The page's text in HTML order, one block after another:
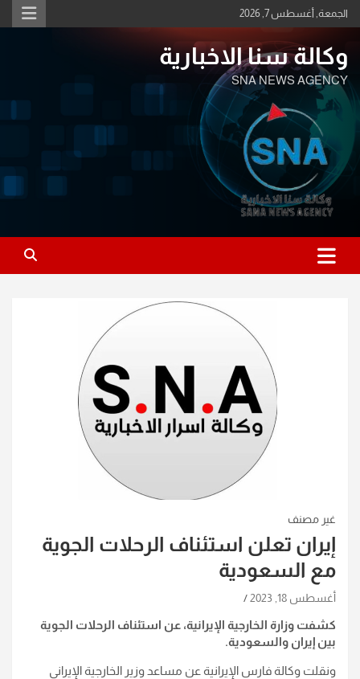
Skip
to
الجمعة, أغسطس 7, 2026
وكالة سنا الاخبارية
SNA NEWS AGENCY
غير مصنف
إيران تعلن استئناف الرحلات الجوية
مع السعودية
أغسطس 18, 2023
كشفت وزارة الخارجية الإيرانية، عن استئناف الرحلات الجوية
بين إيران والسعودية.
ونقلت وكالة فارس الإيرانية عن مساعد وزير الخارجية الإيراني